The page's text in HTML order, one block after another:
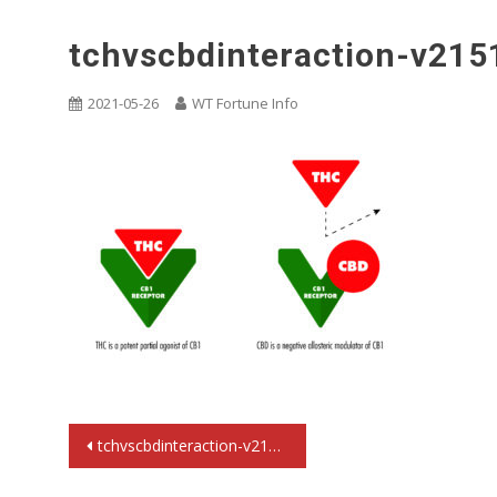
tchvscbdinteraction-
2021-05-26 WT Fortune Info
文
章
tchvscbdinteraction-v21518604686596